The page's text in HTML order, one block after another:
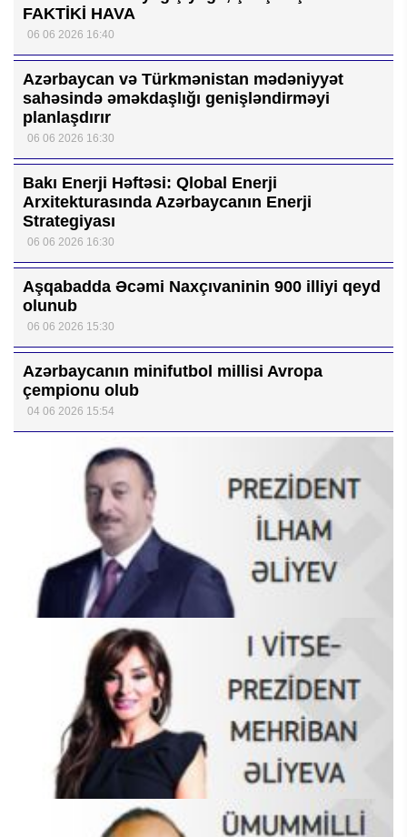
FAKTİKİ HAVA
06 06 2026 16:40
Azərbaycan və Türkmənistan mədəniyyət
sahəsində əməkdaşlığı genişləndirməyi
planlaşdırır
06 06 2026 16:30
Bakı Enerji Həftəsi: Qlobal Enerji
Arxitekturasında Azərbaycanın Enerji
Strategiyası
06 06 2026 16:30
Aşqabadda Əcəmi Naxçıvaninin 900 illiyi qeyd
olunub
06 06 2026 15:30
Azərbaycanın minifutbol millisi Avropa
çempionu olub
04 06 2026 15:54